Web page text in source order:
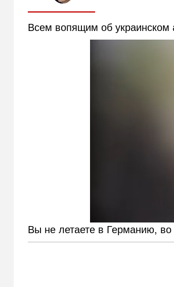
Всем вопящим об украинском
Вы не летаете в Германию,